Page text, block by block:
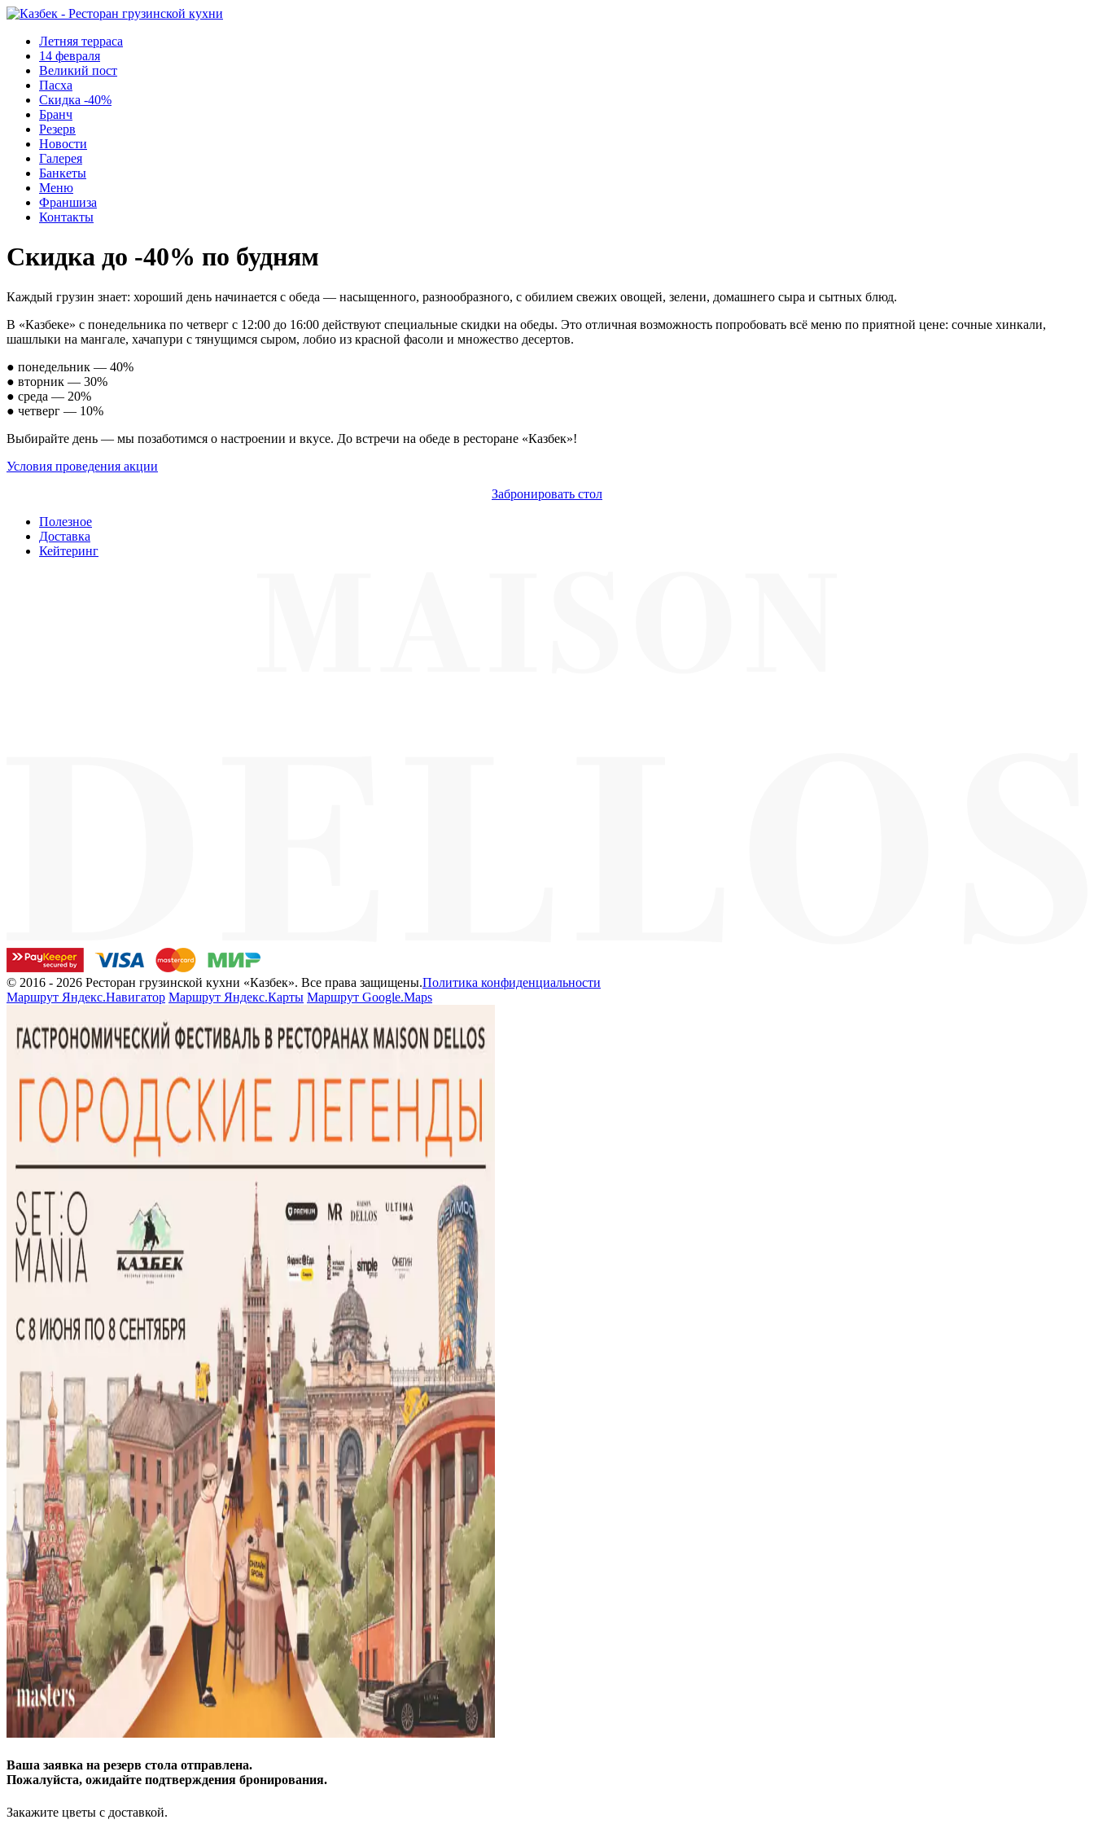
Летняя терраса
14 февраля
Великий пост
Пасха
Скидка -40%
Бранч
Резерв
Новости
Галерея
Банкеты
Меню
Франшиза
Контакты
Скидка до -40% по будням
Каждый грузин знает: хороший день начинается с обеда — насыщенного, разнообразного, с обилием свежих овощей, зелени, домашнего сыра и сытных блюд.
В «Казбеке» с понедельника по четверг с 12:00 до 16:00 действуют специальные скидки на обеды. Это отличная возможность попробовать всё меню по приятной цене: сочные хинкали,
шашлыки на мангале, хачапури с тянущимся сыром, лобио из красной фасоли и множество десертов.
● понедельник — 40%
● вторник — 30%
● среда — 20%
● четверг — 10%
Выбирайте день — мы позаботимся о настроении и вкусе. До встречи на обеде в ресторане «Казбек»!
Условия проведения акции
Забронировать стол
Полезное
Доставка
Кейтеринг
© 2016 - 2026 Ресторан грузинской кухни «Казбек». Все права защищены.Политика конфиденциальности
Маршрут Яндекс.Навигатор Маршрут Яндекс.Карты Маршрут Google.Maps
Ваша заявка на резерв стола отправлена.
Пожалуйста, ожидайте подтверждения бронирования.
Закажите цветы с доставкой.